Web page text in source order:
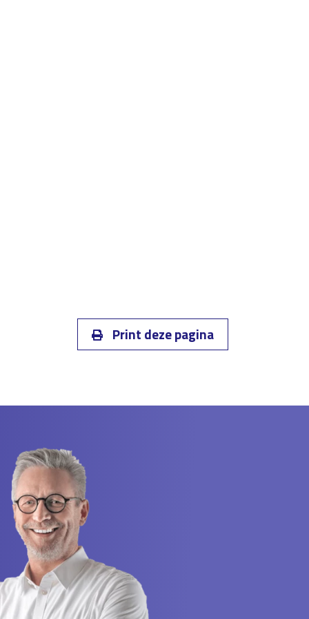
Print deze pagina